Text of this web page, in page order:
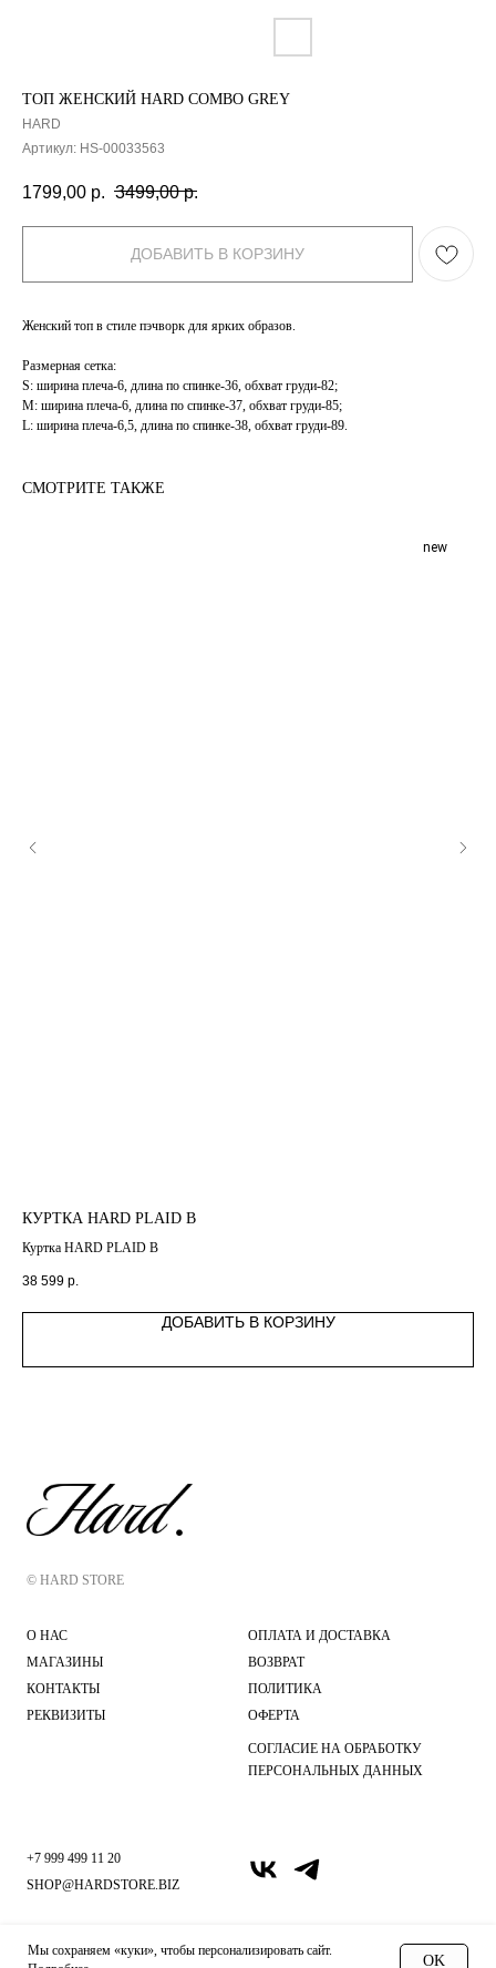
ТОП ЖЕНСКИЙ HARD COMBO GREY
HARD
Артикул: HS-00033563
1799,00 р. 3499,00 р.
ДОБАВИТЬ В КОРЗИНУ
Женский топ в стиле пэчворк для ярких образов.
Размерная сетка:
S: ширина плеча-6, длина по спинке-36, обхват груди-82;
M: ширина плеча-6, длина по спинке-37, обхват груди-85;
L: ширина плеча-6,5, длина по спинке-38, обхват груди-89.
СМОТРИТЕ ТАКЖЕ
new
КУРТКА HARD PLAID В
Куртка HARD PLAID В
38 599 р.
ДОБАВИТЬ В КОРЗИНУ
© HARD STORE
О НАС
МАГАЗИНЫ
КОНТАКТЫ
РЕКВИЗИТЫ
ОПЛАТА И ДОСТАВКА
ВОЗВРАТ
ПОЛИТИКА
ОФЕРТА
СОГЛАСИЕ НА ОБРАБОТКУ
ПЕРСОНАЛЬНЫХ ДАННЫХ
+7 999 499 11 20
SHOP@HARDSTORE.BIZ
Мы сохраняем «куки», чтобы персонализировать сайт.
OK